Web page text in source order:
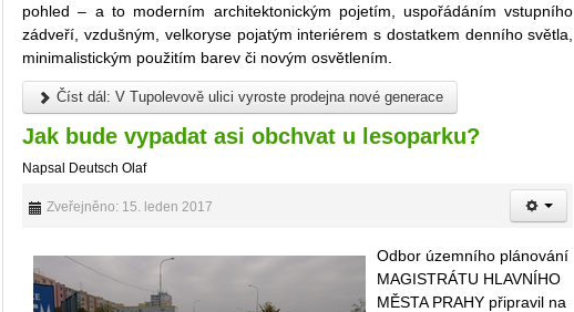
pohled – a to moderním architektonickým pojetím, uspořádáním vstupního
zádveří, vzdušným, velkoryse pojatým interiérem s dostatkem denního světla,
minimalistickým použitím barev či novým osvětlením.
Číst dál: V Tupolevově ulici vyroste prodejna nové generace
Jak bude vypadat asi obchvat u lesoparku?
Napsal Deutsch Olaf
Zveřejněno: 15. leden 2017
Odbor územního plánování
MAGISTRÁTU HLAVNÍHO
MĚSTA PRAHY připravil na